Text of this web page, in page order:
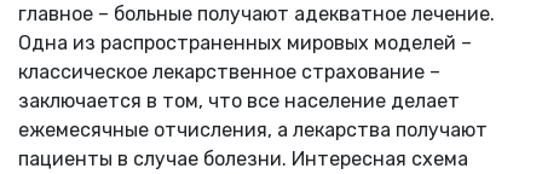
главное – больные получают адекватное лечение.
Одна из распространенных мировых моделей –
классическое лекарственное страхование –
заключается в том, что все население делает
ежемесячные отчисления, а лекарства получают
пациенты в случае болезни. Интересная схема